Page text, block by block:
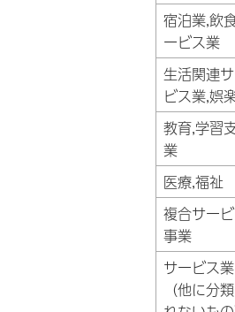
宿泊業,飲
ービス業
生活関連
ビス業,娯
教育,学習
業
医療,福祉
複合サー
事業
サービス業
（他に分